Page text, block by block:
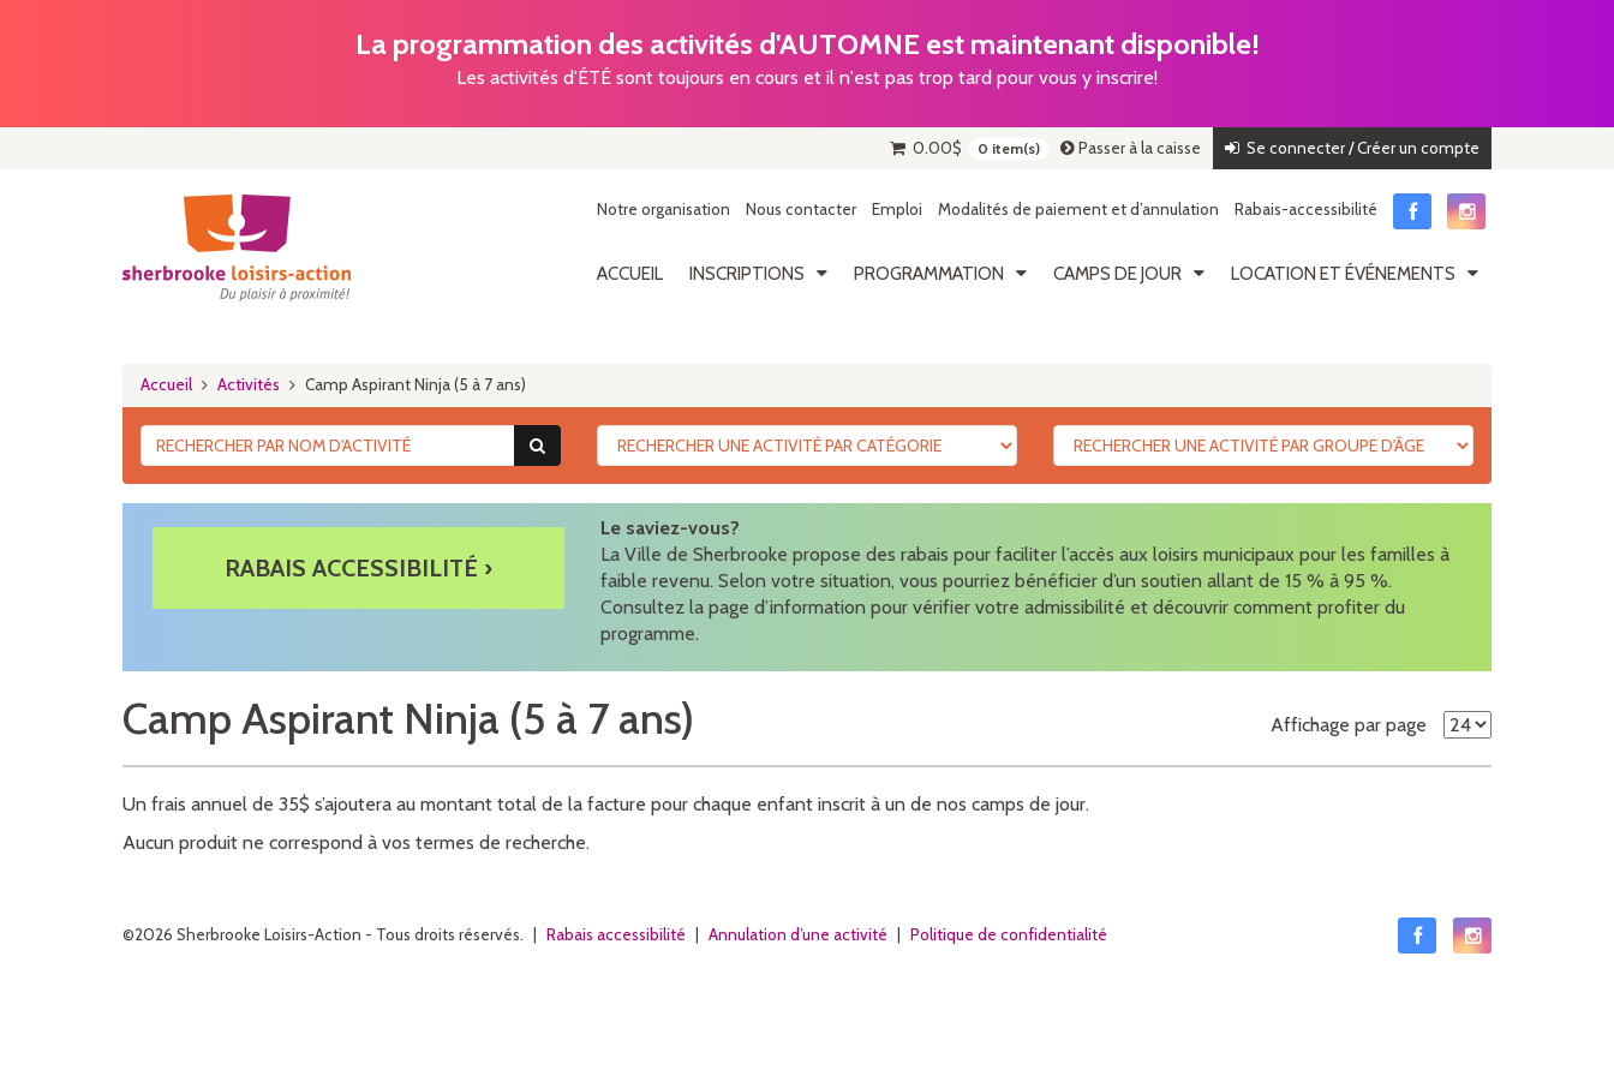
La programmation des activités d'AUTOMNE est maintenant disponible!
Les activités d'ÉTÉ sont toujours en cours et il n'est pas trop tard pour vous y inscrire!
Se connecter / Créer un compte
Passer à la caisse
0.00$ 0 item(s)
Notre organisation Nous contacter Emploi Modalités de paiement et d’annulation Rabais-accessibilité
ACCUEIL INSCRIPTIONS PROGRAMMATION CAMPS DE JOUR LOCATION ET ÉVÉNEMENTS
Accueil Activités Camp Aspirant Ninja (5 à 7 ans)
RABAIS ACCESSIBILITÉ ›
Le saviez-vous?
La Ville de Sherbrooke propose des rabais pour faciliter l’accès aux loisirs municipaux pour les familles à
faible revenu. Selon votre situation, vous pourriez bénéficier d’un soutien allant de 15 % à 95 %.
Consultez la page d’information pour vérifier votre admissibilité et découvrir comment profiter du
programme.
Camp Aspirant Ninja (5 à 7 ans) Affichage par page
Un frais annuel de 35$ s’ajoutera au montant total de la facture pour chaque enfant inscrit à un de nos camps de jour.
Aucun produit ne correspond à vos termes de recherche.
©2026 Sherbrooke Loisirs-Action - Tous droits réservés. Rabais accessibilité Annulation d’une activité Politique de confidentialité